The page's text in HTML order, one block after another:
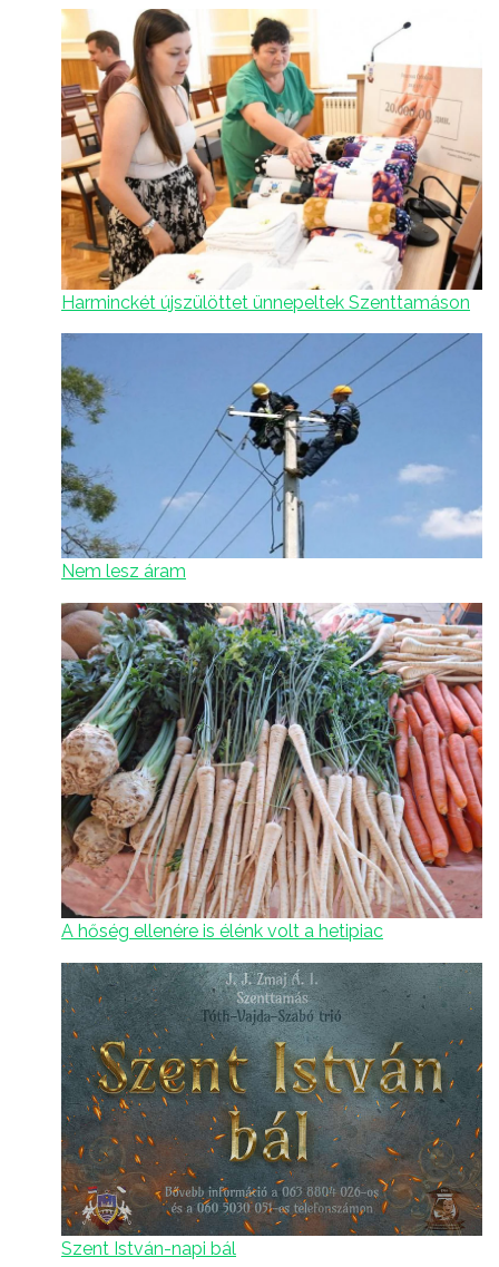
Harminckét újszülöttet ünnepeltek Szenttamáson
Nem lesz áram
A hőség ellenére is élénk volt a hetipiac
Szent István-napi bál